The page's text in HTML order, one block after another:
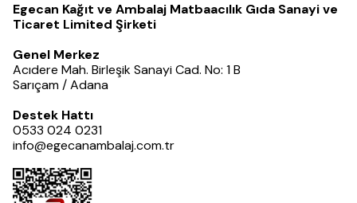
Egecan Kağıt ve Ambalaj Matbaacılık Gıda Sanayi ve
Ticaret Limited Şirketi
Genel Merkez
Acıdere Mah. Birleşik Sanayi Cad. No: 1 B
Sarıçam / Adana
Destek Hattı
0533 024 0231
info@egecanambalaj.com.tr